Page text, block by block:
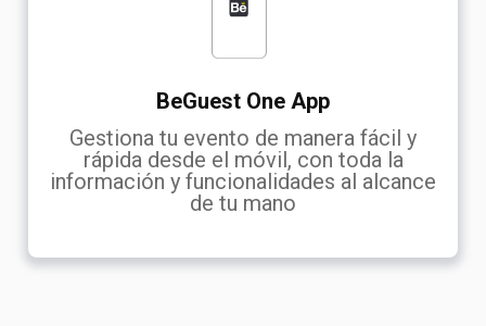
BeGuest One App
Gestiona tu evento de manera fácil y
rápida desde el móvil, con toda la
información y funcionalidades al alcance
de tu mano